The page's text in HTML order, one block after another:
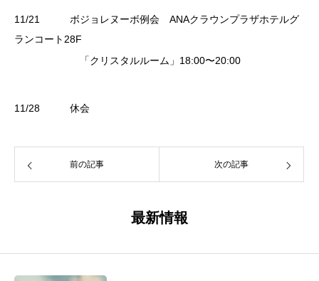
11/21 ボジョレヌーボ例会 ANAクラウンプラザホテルグ
ランコート 28F
「クリスタルルーム」 18:00〜20:00
11/28 休会
前の記事 次の記事
最新情報